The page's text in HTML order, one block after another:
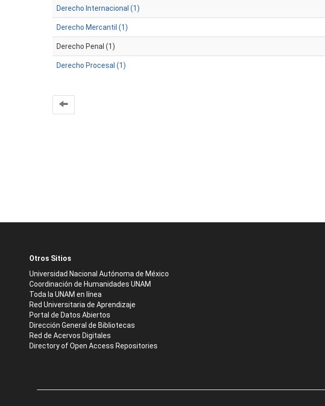
Derecho Internacional (1)
Derecho Mercantil (1)
Derecho Penal (1)
Derecho Procesal (1)
Otros Sitios
Universidad Nacional Autónoma de México
Coordinación de Humanidades UNAM
Toda la UNAM en línea
Red Universitaria de Aprendizaje
Portal de Datos Abiertos
Dirección General de Bibliotecas
Red de Acervos Digitales
Directory of Open Access Repositories